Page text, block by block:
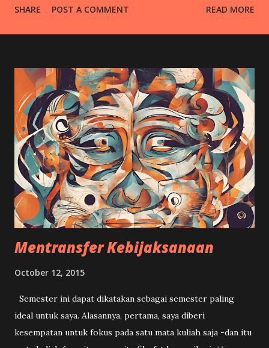
adalah peristiwa yang gak penting-penting amat. Beliau
sepertinya masih lebih penting ngantor di pagi harinya.
Waktu tidur lebih berharga daripada begadang nonton bola.
Yang penting ada niat untuk setidaknya berada di depan
televisi pas partai pemuncak. Edisi Piala Dunia sesudah itu,
saya tak pernah absen nonton final dari mulai 1998 sampai
2022. Saya ingat sundulan Zidane yang meruntuhkan mental
tim Brasil; ingat betul Ronaldo yang dicukur seperti Gogon
melesakkan dua gol ke gawang Oliver Khan; apalagi Itali pas
juara dunia 2006, sampai sekar...
SHARE POST A COMMENT READ MORE
Mentransfer Kebijaksanaan
October 12, 2015
Semester ini dapat dikatakan sebagai semester paling
ideal untuk saya. Alasannya, pertama, saya diberi
kesempatan untuk fokus pada satu mata kuliah saja -dan itu